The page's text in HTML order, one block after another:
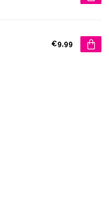
€9,99